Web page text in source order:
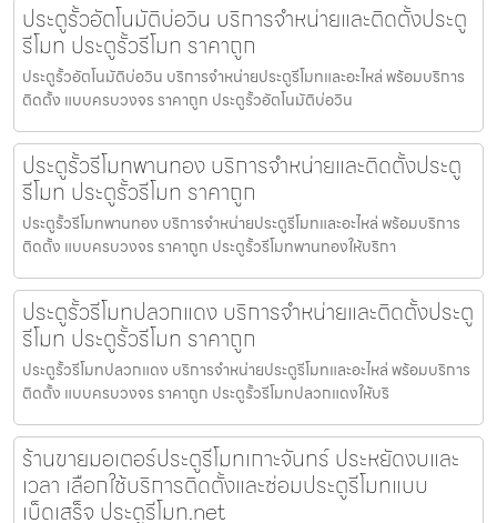
ประตูรั้วอัตโนมัติบ่อวิน บริการจำหน่ายและติดตั้งประตู
รีโมท ประตูรั้วรีโมท ราคาถูก
ประตูรั้วอัตโนมัติบ่อวิน บริการจำหน่ายประตูรีโมทและอะไหล่ พร้อมบริการ
ติดตั้ง แบบครบวงจร ราคาถูก ประตูรั้วอัตโนมัติบ่อวิน
ประตูรั้วรีโมทพานทอง บริการจำหน่ายและติดตั้งประตู
รีโมท ประตูรั้วรีโมท ราคาถูก
ประตูรั้วรีโมทพานทอง บริการจำหน่ายประตูรีโมทและอะไหล่ พร้อมบริการ
ติดตั้ง แบบครบวงจร ราคาถูก ประตูรั้วรีโมทพานทองให้บริกา
ประตูรั้วรีโมทปลวกแดง บริการจำหน่ายและติดตั้งประตู
รีโมท ประตูรั้วรีโมท ราคาถูก
ประตูรั้วรีโมทปลวกแดง บริการจำหน่ายประตูรีโมทและอะไหล่ พร้อมบริการ
ติดตั้ง แบบครบวงจร ราคาถูก ประตูรั้วรีโมทปลวกแดงให้บริ
ร้านขายมอเตอร์ประตูรีโมทเกาะจันทร์ ประหยัดงบและ
เวลา เลือกใช้บริการติดตั้งและซ่อมประตูรีโมทแบบ
เบ็ดเสร็จ ประตูรีโมท.net